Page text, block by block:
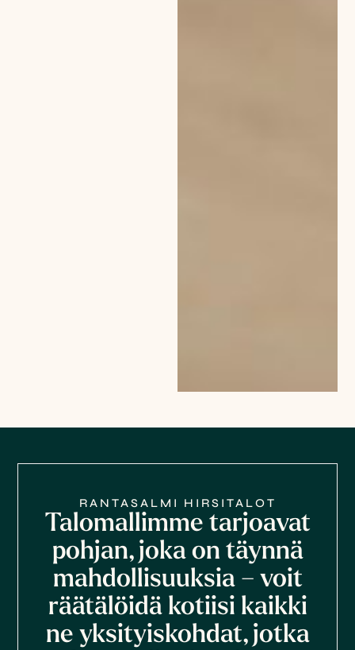
RANTASALMI HIRSITALOT
Talomallimme tarjoavat
pohjan, joka on täynnä
mahdollisuuksia – voit
räätälöidä kotiisi kaikki
ne yksityiskohdat, jotka